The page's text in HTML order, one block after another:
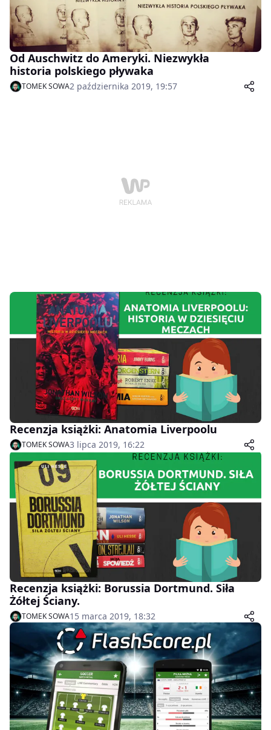
Od Auschwitz do Ameryki. Niezwykła
historia polskiego pływaka
TOMEK SOWA2 października 2019, 19:57
Recenzja książki: Anatomia Liverpoolu
TOMEK SOWA3 lipca 2019, 16:22
Recenzja książki: Borussia Dortmund. Siła
Żółtej Ściany.
TOMEK SOWA15 marca 2019, 18:32